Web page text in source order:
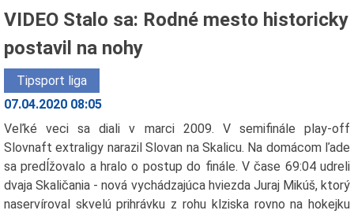
VIDEO Stalo sa: Rodné mesto historicky
postavil na nohy
Tipsport liga
07.04.2020 08:05
Veľké veci sa diali v marci 2009. V semifinále play-off
Slovnaft extraligy narazil Slovan na Skalicu. Na domácom ľade
sa predĺžovalo a hralo o postup do finále. V čase 69:04 udreli
dvaja Skaličania - nová vychádzajúca hviezda Juraj Mikúš, ktorý
naservíroval skvelú prihrávku z rohu klziska rovno na hokejku